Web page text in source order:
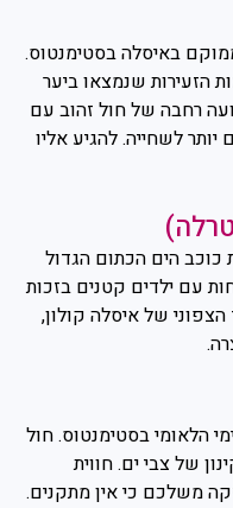
באיסלה בסטימנטוס.
הזעירות שנמצאו ביער
רחבה של חול זהוב עם
יותר לשחייה. להגיע אליו
כוכב הים הכתום הגדול
עם ילדים קטנים בזכות
של איסלה קולון,
הלאומי בסטימנטוס. חול
של צבי ים. חווית
​​משלכם כי אין מתקנים.